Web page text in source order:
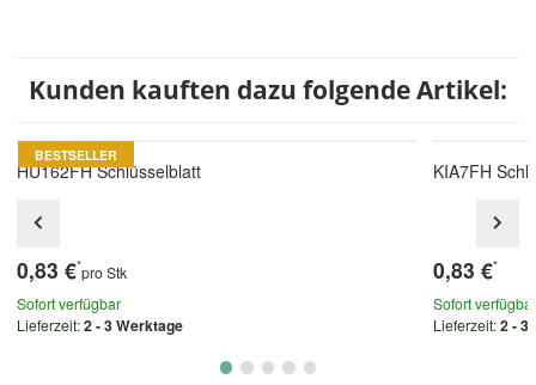
Kunden kauften dazu folgende Artikel:
BESTSELLER
HU162FH Schlüsselblatt
0,83 €*pro Stk
Sofort verfügbar
Lieferzeit:2 - 3 Werktage
KIA7FH
0,83 €*
Sofort verfügbar
Lieferzeit:2 - 3